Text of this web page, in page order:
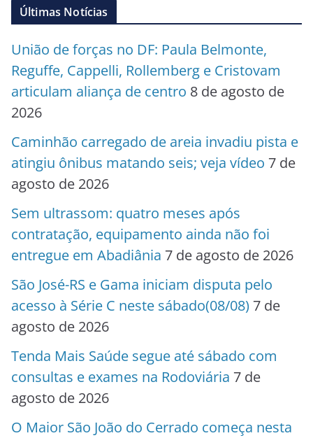
Últimas Notícias
União de forças no DF: Paula Belmonte,
Reguffe, Cappelli, Rollemberg e Cristovam
articulam aliança de centro 8 de agosto de
2026
Caminhão carregado de areia invadiu pista e
atingiu ônibus matando seis; veja vídeo 7 de
agosto de 2026
Sem ultrassom: quatro meses após
contratação, equipamento ainda não foi
entregue em Abadiânia 7 de agosto de 2026
São José-RS e Gama iniciam disputa pelo
acesso à Série C neste sábado(08/08) 7 de
agosto de 2026
Tenda Mais Saúde segue até sábado com
consultas e exames na Rodoviária 7 de
agosto de 2026
O Maior São João do Cerrado começa nesta